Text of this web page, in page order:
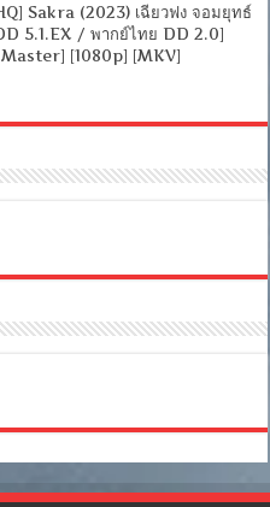
Sakra (2023) เฉียวฟง จอมยุทธ์
5.1.EX / พากย์ไทย DD 2.0]
Master] [1080p] [MKV]